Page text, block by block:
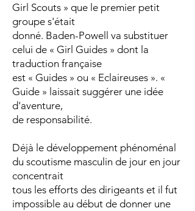
Girl Scouts » que le premier petit
groupe s'était
donné. Baden-Powell va substituer
celui de « Girl Guides » dont la
traduction française
est « Guides » ou « Eclaireuses ». «
Guide » laissait suggérer une idée
d'aventure,
de responsabilité.
Déjà le développement phénoménal
du scoutisme masculin de jour en jour
concentrait
tous les efforts des dirigeants et il fut
impossible au début de donner une